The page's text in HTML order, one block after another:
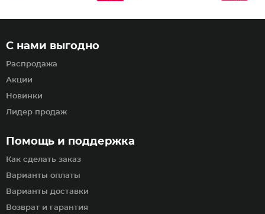
Помощь и поддержка
Как сделать заказ
Варианты оплаты
Варианты доставки
Возврат и гарантия
С нами выгодно
Распродажа
Акции
Новинки
Лидер продаж